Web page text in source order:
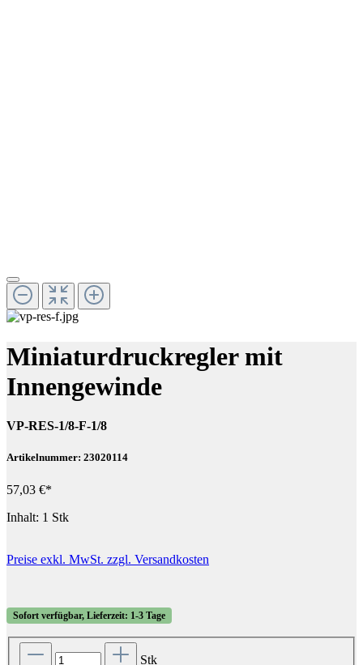
Miniaturdruckregler mit
Innengewinde
VP-RES-1/8-F-1/8
Artikelnummer: 23020114
57,03 €*
Inhalt: 1 Stk
Preise exkl. MwSt. zzgl. Versandkosten
Sofort verfügbar, Lieferzeit: 1-3 Tage
Stk